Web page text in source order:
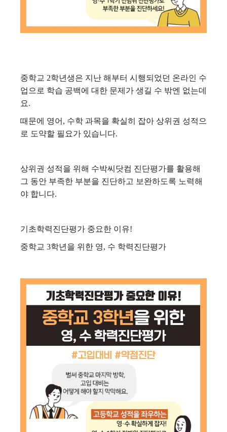
중학교 2학년생은 지난 해부터 시행되었던 온라인 수
업으로 학습 공백에 대한 문제가 생길 수 밖엔 없는데
요.
때문에 영어, 수학 과목을 확실히 잡아 상위권 성적으
로 도약할 필요가 있습니다.
상위권 성적을 위해 수박씨닷컴 진단평가를 활용해
그 동안 부족한 부분을 진단하고 보완하도록 노력해
야 합니다.
기초학력진단평가 중요한 이유!
중학교 3학년을 위한 영, 수 학력진단평가